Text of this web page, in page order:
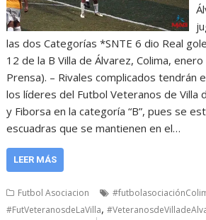
las dos Categorías *SNTE 6 dio Real
12 de la B Villa de Álvarez, Colima,
Prensa). – Rivales complicados tendrán
los líderes del Futbol Veteranos de Villa
y Fiborsa en la categoría “B”, pues se
escuadras que se mantienen en el…
LEER MÁS
Futbol Asociacion
#FutVeteranosdeLaVilla,